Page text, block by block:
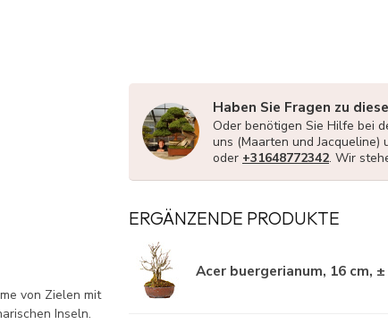
von Zielen mit
Inseln.
Haben Sie Fragen zu
Oder benötigen Sie Hilfe bei
uns (Maarten und Jacqueline)
oder +31648772342. Wir
ERGÄNZENDE PRODUKTE
Acer buergerianum, 16 cm,